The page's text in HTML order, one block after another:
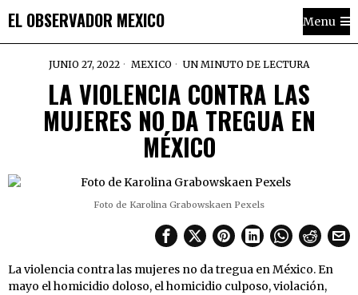
EL OBSERVADOR MEXICO Menu
JUNIO 27, 2022 MEXICO UN MINUTO DE LECTURA
LA VIOLENCIA CONTRA LAS
MUJERES NO DA TREGUA EN
MÉXICO
Foto de Karolina Grabowskaen Pexels
La violencia contra las mujeres no da tregua en México. En
mayo el homicidio doloso, el homicidio culposo, violación,